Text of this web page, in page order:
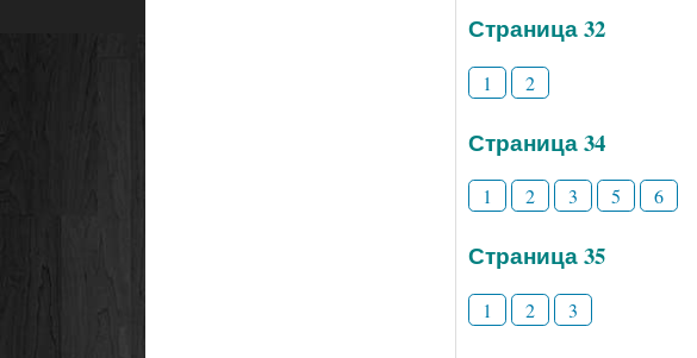
Страница 32
1 2
Страница 34
1 2 3 5 6
Страница 35
1 2 3